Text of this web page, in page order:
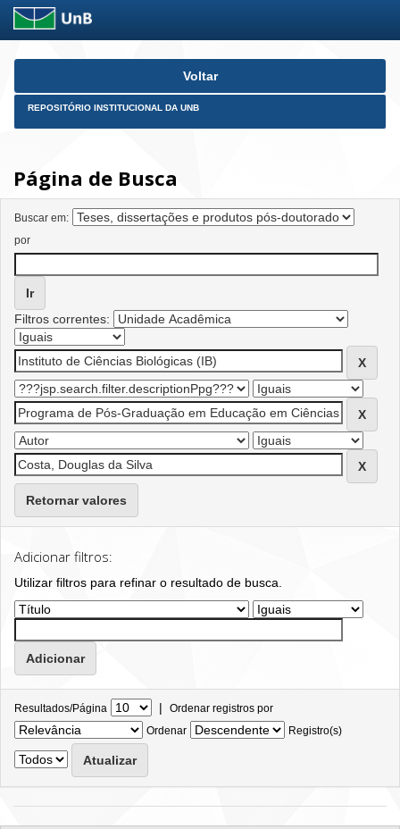
Skip
Voltar
REPOSITÓRIO INSTITUCIONAL DA UNB
Página de Busca
Buscar em:
por
Filtros correntes:
Retornar valores
Adicionar filtros:
Utilizar filtros para refinar o resultado de busca.
Resultados/Página | Ordenar registros por
Ordenar
Registro(s)